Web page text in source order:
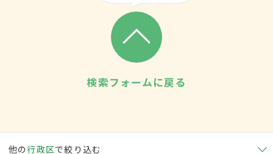
検索フォームに戻る
他の行政区で絞り込む